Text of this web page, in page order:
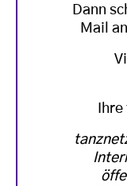
Dann
Mail an